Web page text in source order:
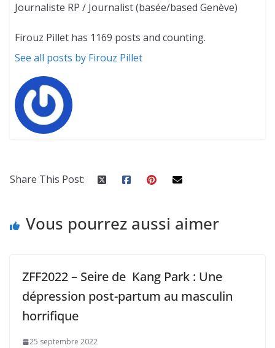
Journaliste RP / Journalist (basée/based Genève)
Firouz Pillet has 1169 posts and counting.
See all posts by Firouz Pillet
Share This Post:
Vous pourrez aussi aimer
ZFF2022 – Seire de Kang Park : Une
dépression post-partum au masculin
horrifique
25 septembre 2022